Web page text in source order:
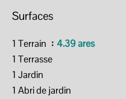
Surfaces
1 Terrain
4.39 ares
1 Terrasse
1 Jardin
1 Abri de jardin